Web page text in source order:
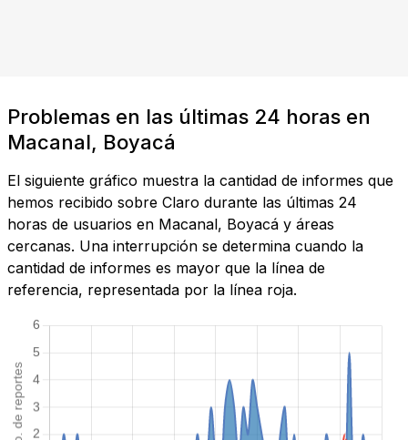
Problemas en las últimas 24 horas en
Macanal, Boyacá
El siguiente gráfico muestra la cantidad de informes que
hemos recibido sobre Claro durante las últimas 24
horas de usuarios en Macanal, Boyacá y áreas
cercanas. Una interrupción se determina cuando la
cantidad de informes es mayor que la línea de
referencia, representada por la línea roja.